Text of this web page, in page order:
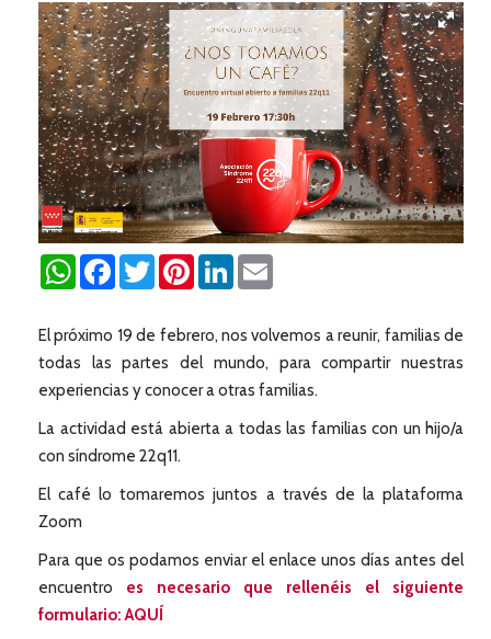
WhatsAppFacebookTwitterPinterestLinkedIn
El próximo 19 de febrero, nos volvemos a reunir, familias de
todas las partes del mundo, para compartir nuestras
experiencias y conocer a otras familias.
La actividad está abierta a todas las familias con un hijo/a
con síndrome 22q11.
El café lo tomaremos juntos a través de la plataforma
Zoom
Para que os podamos enviar el enlace unos días antes del
encuentro es necesario que rellenéis el siguiente
formulario: AQUÍ